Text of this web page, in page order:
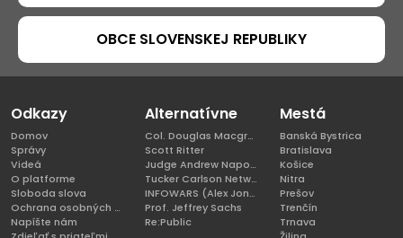
OBCE SLOVENSKEJ REPUBLIKY
Odkazy
Domov
Správy
Videá
O platforme
Sloboda slova
Ochrana osobných údajov
Napíšte nám
Alternatívne
Col. Douglas Macgregor, Ph.D
Scott Ritter
Judge Andrew Napolitano
Tucker Carlson Network
INFOWARS (Alex Jones)
Prof. Jeffrey Sachs
Re:Public
Mestá
Banská Bystrica
Bratislava
Košice
Nitra
Prešov
Trenčín
Trnava